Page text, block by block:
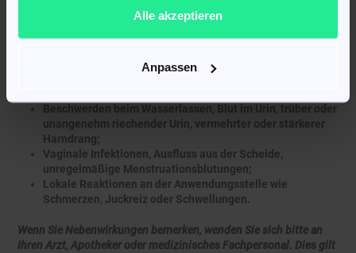
Alle akzeptieren
Anpassen
Beschwerden beim Wasserlassen, Blut im Urin, trüber oder
unangenehm riechender Urin, vermehrter oder stärkerer
Harndrang;
Vaginale Infektionen, Ausfluss aus der Scheide,
unregelmäßige Menstruationsblutungen;
Lokale Reaktionen an der Anwendungsstelle wie
Schmerzen, Juckreiz oder Schwellungen.
Wenn Sie Nebenwirkungen bemerken, wenden Sie sich bitte an
Ihren Arzt, Apotheker oder medizinisches Fachpersonal. Dies gilt